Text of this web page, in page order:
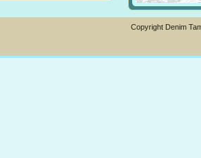
Copyright Denim